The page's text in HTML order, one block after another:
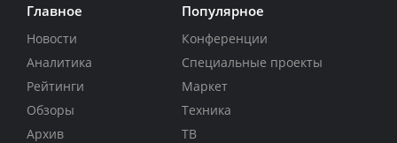
Главное
Новости
Аналитика
Рейтинги
Обзоры
Архив
Популярное
Конференции
Специальные проекты
Маркет
Техника
ТВ